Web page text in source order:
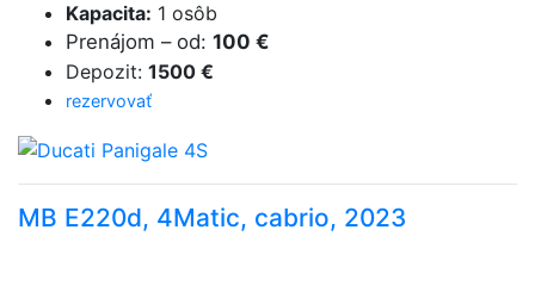
Kapacita: 1 osôb
Prenájom – od: 100 €
Depozit: 1500 €
rezervovať
MB E220d, 4Matic, cabrio, 2023